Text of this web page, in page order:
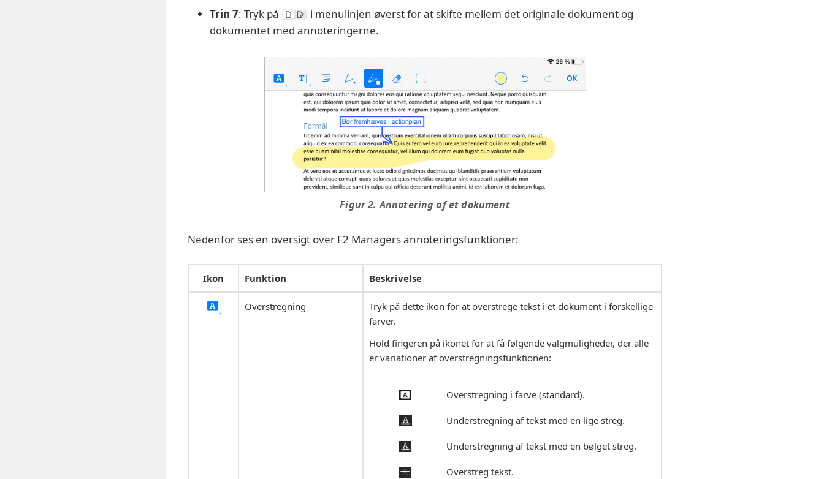
Trin 7: Tryk på
i menulinjen øverst for at skifte mellem det originale dokument og
dokumentet med annoteringerne.
Figur 2. Annotering af et dokument
Nedenfor ses en oversigt over F2 Managers annoteringsfunktioner:
Ikon Funktion Beskrivelse
Overstregning
Tryk på dette ikon for at overstrege tekst i et dokument i forskellige
farver.
Hold fingeren på ikonet for at få følgende valgmuligheder, der alle
er variationer af overstregningsfunktionen:
Overstregning i farve (standard).
Understregning af tekst med en lige streg.
Understregning af tekst med en bølget streg.
Overstreg tekst.